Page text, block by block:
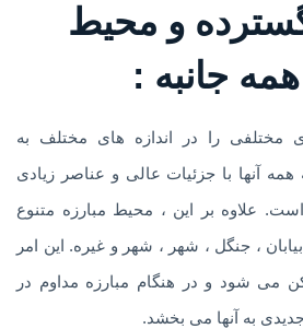
و محیط
جانبه :
مختلفی را در اندازه های مختلف به
همه آنها با جزئیات عالی و عناصر زیادی
علاوه بر این ، محیط مبارزه متنوع
، جنگل ، شهر ، شهر و غیره. این امر
می شود و در هنگام مبارزه مداوم در
به آنها می بخشد.